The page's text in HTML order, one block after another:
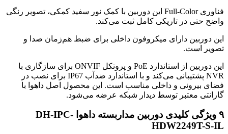
فناوری Full-Color این دوربین با کمک نور سفید کمکی، تصویر رنگی
واضح حتی در تاریکی کامل ثبت می‌کند.
این دوربین دارای میکروفون داخلی برای ضبط هم‌زمان صدا و
تصویر است.
این دوربین از استاندارد PoE و پروتکل ONVIF برای سازگاری با
NVR پشتیبانی می‌کند و با استاندارد ضدآب IP67 برای نصب در
فضای بیرونی و داخلی مناسب است. این محصول اصل داهوا با
گارانتی معتبر توسط دیدار شبکه عرضه می‌شود.
۹ ویژگی کلیدی دوربین مداربسته داهوا DH-IPC-
HDW2249T-S-IL